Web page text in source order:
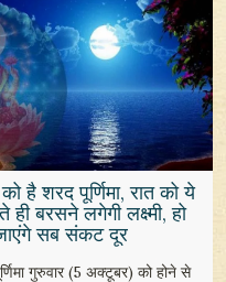
है शरद पूर्णिमा, रात को ये
ही बरसने लगेगी लक्ष्मी, हो
सब संकट दूर
गुरुवार (5 अक्टूबर) को होने से